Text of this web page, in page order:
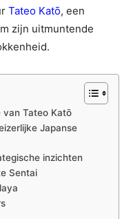
Tateo Katō, een
zijn uitmuntende
van Tateo Katō
Japanse
inzichten
Sentai